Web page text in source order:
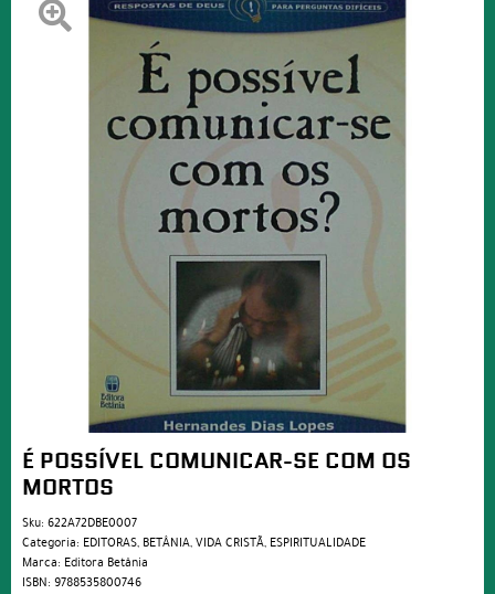
É POSSÍVEL COMUNICAR-SE COM OS
MORTOS
Sku: 622A72DBE0007
Categoria: EDITORAS, BETÂNIA,VIDA CRISTÃ, ESPIRITUALIDADE
Marca: Editora Betânia
ISBN: 9788535800746